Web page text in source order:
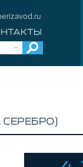
СЕРЕБРО)